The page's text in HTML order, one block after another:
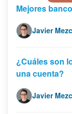
Mejores
Javier
¿Cuáles son
una cuenta?
Javier